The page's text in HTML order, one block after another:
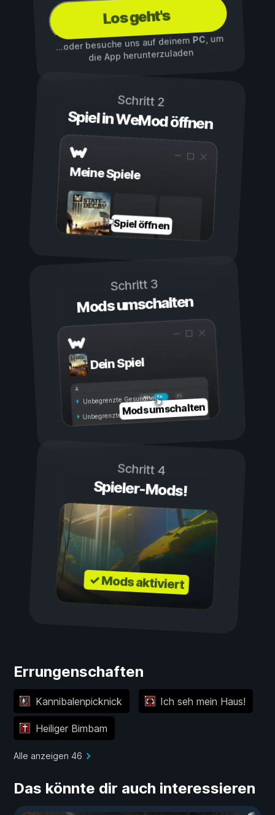
Los geht's
...oder besuche uns auf deinemPC, um
die App herunterzuladen
Schritt 2
Spiel in WeMod öffnen
Meine Spiele
Spiel öffnen
Schritt 3
Mods umschalten
Dein Spiel
Ein
Aus
Unbegrenzte Gesundheit
Unbegrenzte AusdauerMods umschalten
Schritt 4
Spieler-Mods!
✓ Mods aktiviert
Errungenschaften
Kannibalenpicknick Ich seh mein Haus!
Heiliger Bimbam
Alle anzeigen 46
Das könnte dir auch interessieren